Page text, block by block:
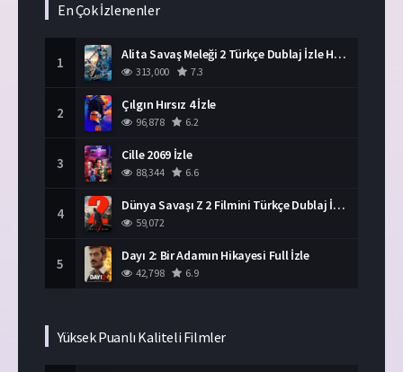
En Çok İzlenenler
1 Alita Savaş Meleği 2 Türkçe Dublaj İzle HD Film
313,000 7.3
2 Çılgın Hırsız 4 İzle
96,878 6.2
3 Cille 2069 İzle
88,344 6.6
4 Dünya Savaşı Z 2 Filmini Türkçe Dublaj İzle
59,072
5 Dayı 2: Bir Adamın Hikayesi Full İzle
42,798 6.9
Yüksek Puanlı Kaliteli Filmler